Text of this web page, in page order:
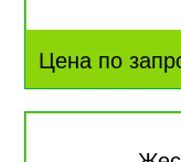
Цена по